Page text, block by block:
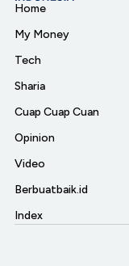
Home
My Money
Tech
Sharia
Cuap Cuap Cuan
Opinion
Video
Berbuatbaik.id
Index